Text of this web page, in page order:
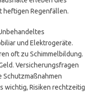
heftigen Regenfällen.
und Elektrogeräte.
oft zu Schimmelbildung.
Versicherungsfragen
Schutzmaßnahmen
wichtig, Risiken rechtzeitig